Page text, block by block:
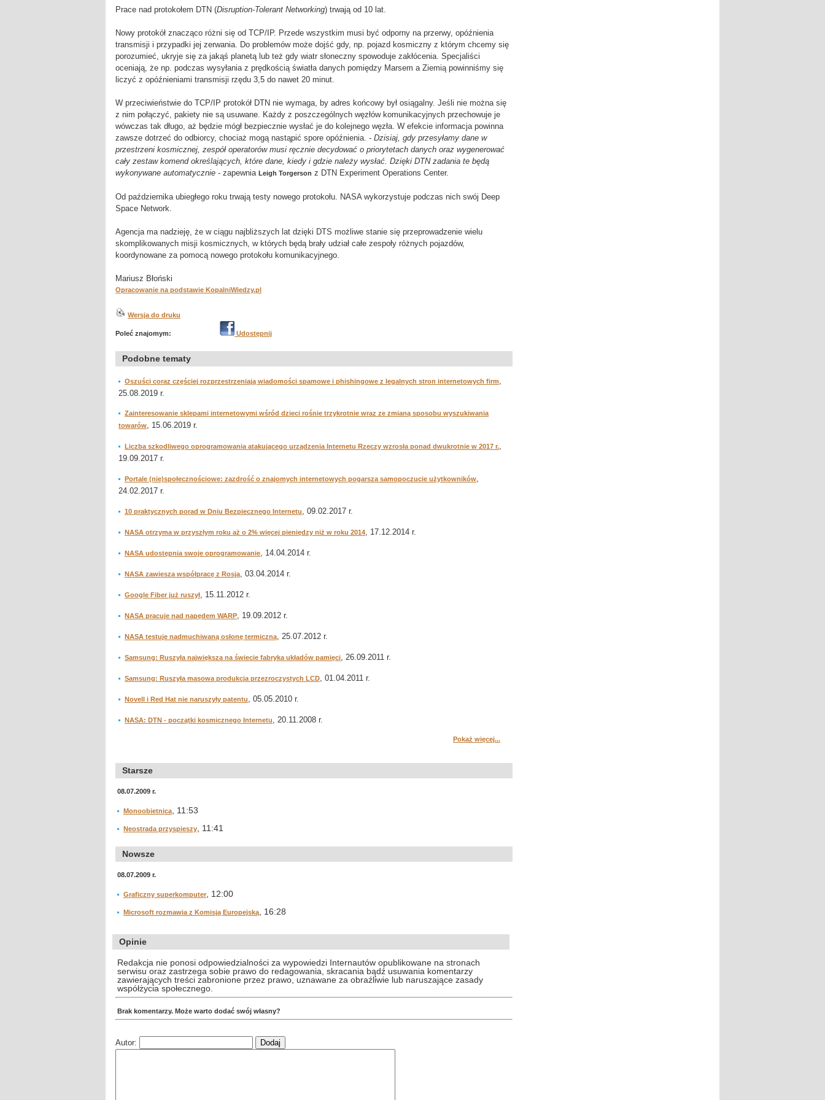
Prace nad protokołem DTN (Disruption-Tolerant Networking) trwają od 10 lat.
Nowy protokół znacząco różni się od TCP/IP. Przede wszystkim musi być odporny na przerwy, opóźnienia
transmisji i przypadki jej zerwania. Do problemów może dojść gdy, np. pojazd kosmiczny z którym chcemy się
porozumieć, ukryje się za jakąś planetą lub też gdy wiatr słoneczny spowoduje zakłócenia. Specjaliści
oceniają, że np. podczas wysyłania z prędkością światła danych pomiędzy Marsem a Ziemią powinniśmy się
liczyć z opóźnieniami transmisji rzędu 3,5 do nawet 20 minut.
W przeciwieństwie do TCP/IP protokół DTN nie wymaga, by adres końcowy był osiągalny. Jeśli nie można się
z nim połączyć, pakiety nie są usuwane. Każdy z poszczególnych węzłów komunikacyjnych przechowuje je
wówczas tak długo, aż będzie mógł bezpiecznie wysłać je do kolejnego węzła. W efekcie informacja powinna
zawsze dotrzeć do odbiorcy, chociaż mogą nastąpić spore opóźnienia. - Dzisiaj, gdy przesyłamy dane w
przestrzeni kosmicznej, zespół operatorów musi ręcznie decydować o priorytetach danych oraz wygenerować
cały zestaw komend określających, które dane, kiedy i gdzie należy wysłać. Dzięki DTN zadania te będą
wykonywane automatycznie - zapewnia Leigh Torgerson z DTN Experiment Operations Center.
Od października ubiegłego roku trwają testy nowego protokołu. NASA wykorzystuje podczas nich swój Deep
Space Network.
Agencja ma nadzieję, że w ciągu najbliższych lat dzięki DTS możliwe stanie się przeprowadzenie wielu
skomplikowanych misji kosmicznych, w których będą brały udział całe zespoły różnych pojazdów,
koordynowane za pomocą nowego protokołu komunikacyjnego.
Mariusz Błoński
Opracowanie na podstawie KopalniWiedzy.pl
Wersja do druku
Poleć znajomym: Udostępnij
Podobne tematy
Oszuści coraz częściej rozprzestrzeniają wiadomości spamowe i phishingowe z legalnych stron internetowych firm,
25.08.2019 r.
Zainteresowanie sklepami internetowymi wśród dzieci rośnie trzykrotnie wraz ze zmianą sposobu wyszukiwania
towarów, 15.06.2019 r.
Liczba szkodliwego oprogramowania atakującego urządzenia Internetu Rzeczy wzrosła ponad dwukrotnie w 2017 r.,
19.09.2017 r.
Portale (nie)społecznościowe: zazdrość o znajomych internetowych pogarsza samopoczucie użytkowników,
24.02.2017 r.
10 praktycznych porad w Dniu Bezpiecznego Internetu, 09.02.2017 r.
NASA otrzyma w przyszłym roku aż o 2% więcej pieniędzy niż w roku 2014, 17.12.2014 r.
NASA udostępnia swoje oprogramowanie, 14.04.2014 r.
NASA zawiesza współpracę z Rosją, 03.04.2014 r.
Google Fiber już ruszył, 15.11.2012 r.
NASA pracuje nad napędem WARP, 19.09.2012 r.
NASA testuje nadmuchiwaną osłonę termiczną, 25.07.2012 r.
Samsung: Ruszyła największa na świecie fabryka układów pamięci, 26.09.2011 r.
Samsung: Ruszyła masowa produkcja przezroczystych LCD, 01.04.2011 r.
Novell i Red Hat nie naruszyły patentu, 05.05.2010 r.
NASA: DTN - początki kosmicznego Internetu, 20.11.2008 r.
Pokaż więcej...
Starsze
08.07.2009 r.
Monoobietnica , 11:53
Neostrada przyspieszy , 11:41
Nowsze
08.07.2009 r.
Graficzny superkomputer , 12:00
Microsoft rozmawia z Komisją Europejską , 16:28
Opinie
Redakcja nie ponosi odpowiedzialności za wypowiedzi Internautów opublikowane na stronach
serwisu oraz zastrzega sobie prawo do redagowania, skracania bądź usuwania komentarzy
zawierających treści zabronione przez prawo, uznawane za obraźliwie lub naruszające zasady
współżycia społecznego.
Brak komentarzy. Może warto dodać swój własny?
Autor: